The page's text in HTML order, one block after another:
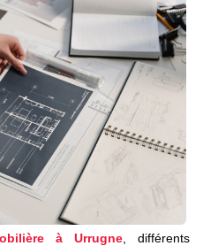
Clients
à Urrugne , différents